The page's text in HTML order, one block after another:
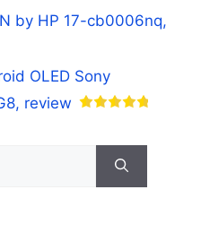
by HP 17-cb0006nq,
OLED Sony
review